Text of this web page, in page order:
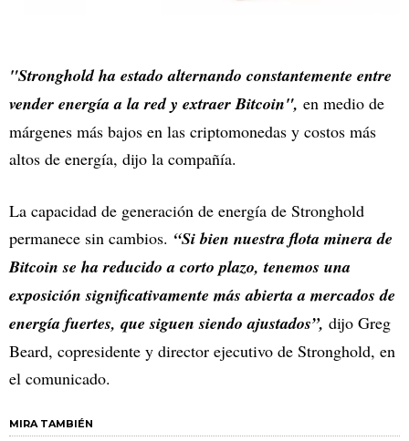
"Stronghold ha estado alternando constantemente entre
vender energía a la red y extraer Bitcoin", en medio de
márgenes más bajos en las criptomonedas y costos más
altos de energía, dijo la compañía.
La capacidad de generación de energía de Stronghold
permanece sin cambios. “Si bien nuestra flota minera de
Bitcoin se ha reducido a corto plazo, tenemos una
exposición significativamente más abierta a mercados de
energía fuertes, que siguen siendo ajustados”, dijo Greg
Beard, copresidente y director ejecutivo de Stronghold, en
el comunicado.
MIRA TAMBIÉN